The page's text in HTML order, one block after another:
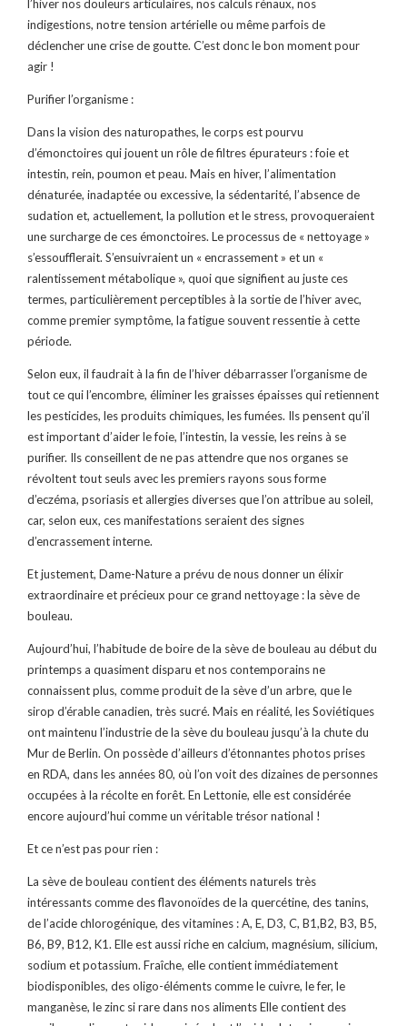
l’hiver nos douleurs articulaires, nos calculs rénaux, nos
indigestions, notre tension artérielle ou même parfois de
déclencher une crise de goutte. C’est donc le bon moment pour
agir !
Purifier l’organisme :
Dans la vision des naturopathes, le corps est pourvu
d’émonctoires qui jouent un rôle de filtres épurateurs : foie et
intestin, rein, poumon et peau. Mais en hiver, l’alimentation
dénaturée, inadaptée ou excessive, la sédentarité, l’absence de
sudation et, actuellement, la pollution et le stress, provoqueraient
une surcharge de ces émonctoires. Le processus de « nettoyage »
s’essoufflerait. S’ensuivraient un « encrassement » et un «
ralentissement métabolique », quoi que signifient au juste ces
termes, particulièrement perceptibles à la sortie de l’hiver avec,
comme premier symptôme, la fatigue souvent ressentie à cette
période.
Selon eux, il faudrait à la fin de l’hiver débarrasser l’organisme de
tout ce qui l’encombre, éliminer les graisses épaisses qui retiennent
les pesticides, les produits chimiques, les fumées. Ils pensent qu’il
est important d’aider le foie, l’intestin, la vessie, les reins à se
purifier. Ils conseillent de ne pas attendre que nos organes se
révoltent tout seuls avec les premiers rayons sous forme
d’eczéma, psoriasis et allergies diverses que l’on attribue au soleil,
car, selon eux, ces manifestations seraient des signes
d’encrassement interne.
Et justement, Dame-Nature a prévu de nous donner un élixir
extraordinaire et précieux pour ce grand nettoyage : la sève de
bouleau.
Aujourd’hui, l’habitude de boire de la sève de bouleau au début du
printemps a quasiment disparu et nos contemporains ne
connaissent plus, comme produit de la sève d’un arbre, que le
sirop d’érable canadien, très sucré. Mais en réalité, les Soviétiques
ont maintenu l’industrie de la sève du bouleau jusqu’à la chute du
Mur de Berlin. On possède d’ailleurs d’étonnantes photos prises
en RDA, dans les années 80, où l’on voit des dizaines de personnes
occupées à la récolte en forêt. En Lettonie, elle est considérée
encore aujourd’hui comme un véritable trésor national !
Et ce n’est pas pour rien :
La sève de bouleau contient des éléments naturels très
intéressants comme des flavonoïdes de la quercétine, des tanins,
de l’acide chlorogénique, des vitamines : A, E, D3, C, B1,B2, B3, B5,
B6, B9, B12, K1. Elle est aussi riche en calcium, magnésium, silicium,
sodium et potassium. Fraîche, elle contient immédiatement
biodisponibles, des oligo-éléments comme le cuivre, le fer, le
manganèse, le zinc si rare dans nos aliments Elle contient des